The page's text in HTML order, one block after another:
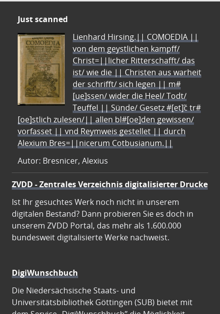
Just scanned
Lienhard Hirsing.|| COMOEDIA ||
von dem geystlichen kampff/
Christ=||licher Ritterschafft/ das
ist/ wie die || Christen aus warheit
der schrifft/ sich legen || m#
[ue]ssen/ wider die Heel/ Todt/
Teuffel || Sünde/ Gesetz #[et]c̃ tr#
[oe]stlich zulesen/|| allen bl#[oe]den gewissen/
vorfasset || vnd Reymweis gestellet || durch
Alexium Bres=||nicerum Cotbusianum.||
Autor: Bresnicer, Alexius
ZVDD - Zentrales Verzeichnis digitalisierter Drucke
Ist Ihr gesuchtes Werk noch nicht in unserem
digitalen Bestand? Dann probieren Sie es doch in
unserem ZVDD Portal, das mehr als 1.600.000
bundesweit digitalisierte Werke nachweist.
DigiWunschbuch
Die Niedersächsische Staats- und
Universitätsbibliothek Göttingen (SUB) bietet mit